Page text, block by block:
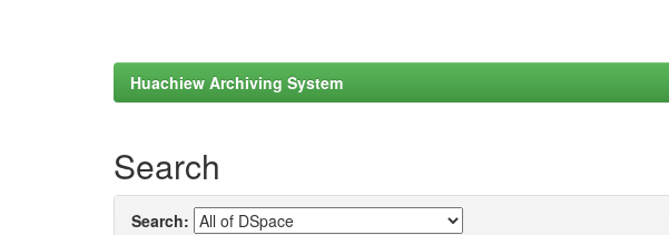
Huachiew Archiving System
Search
Search: